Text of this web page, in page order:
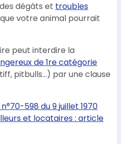
dégâts et troubles
que votre animal pourrait
peut interdire la
de 1re catégorie
pitbulls…) par une clause
n°70-598 du 9 juillet 1970
et locataires : article